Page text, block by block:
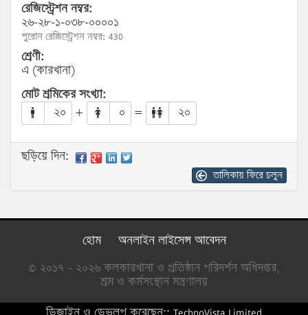
রেজিস্ট্রেশন নম্বর:
২৬-২৮-১-০৩৮-০০০০১
পুরোন রেজিস্ট্রেশন নম্বর: 430
শ্রেণী:
এ (কারখানা)
মোট শ্রমিকের সংখ্যা:
২০
+ ০ = ২০
ছড়িয়ে দিন:
তালিকায় ফিরে চলুন
হোম
অনলাইন লাইসেন্স আবেদন
© ২০১৭ - ২০২৬ কলকারখানা ও প্রতিষ্ঠান পরিদর্শন অধিদপ্তর,
শ্রম ও কর্মসংস্থান মন্ত্রণালয়